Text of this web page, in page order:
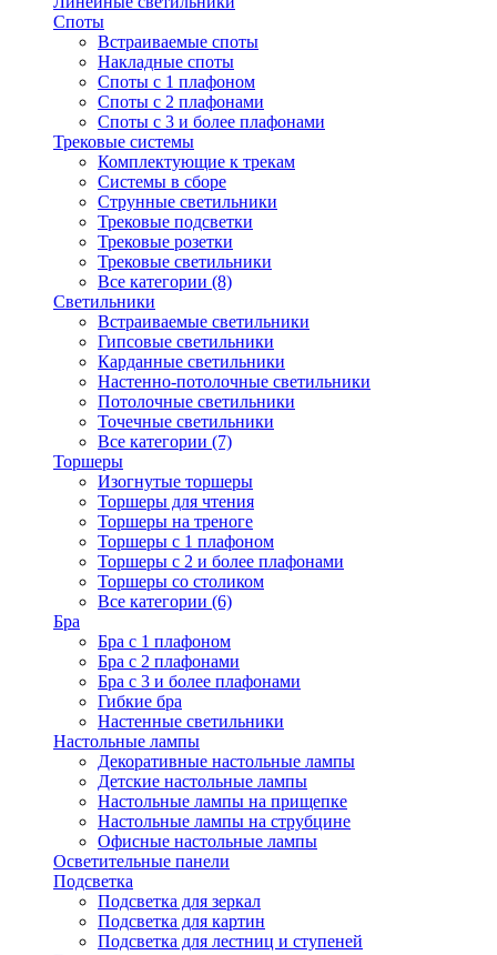
Споты
Встраиваемые споты
Накладные споты
Споты с 1 плафоном
Споты с 2 плафонами
Споты с 3 и более плафонами
Трековые системы
Комплектующие к трекам
Системы в сборе
Струнные светильники
Трековые подсветки
Трековые розетки
Трековые светильники
Все категории (8)
Светильники
Встраиваемые светильники
Гипсовые светильники
Карданные светильники
Настенно-потолочные светильники
Потолочные светильники
Точечные светильники
Все категории (7)
Торшеры
Изогнутые торшеры
Торшеры для чтения
Торшеры на треноге
Торшеры с 1 плафоном
Торшеры с 2 и более плафонами
Торшеры со столиком
Все категории (6)
Бра
Бра с 1 плафоном
Бра с 2 плафонами
Бра с 3 и более плафонами
Гибкие бра
Настенные светильники
Настольные лампы
Декоративные настольные лампы
Детские настольные лампы
Настольные лампы на прищепке
Настольные лампы на струбцине
Офисные настольные лампы
Осветительные панели
Подсветка
Подсветка для зеркал
Подсветка для картин
Подсветка для лестниц и ступеней